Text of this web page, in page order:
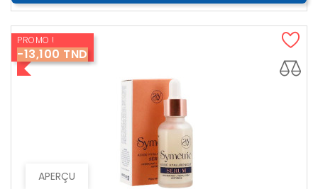
APERÇU
PROMO !
-13,100 TND